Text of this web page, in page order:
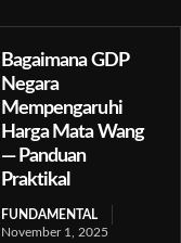
Bagaimana GDP
Negara
Mempengaruhi
Harga Mata Wang
— Panduan
Praktikal
FUNDAMENTAL
November 1, 2025